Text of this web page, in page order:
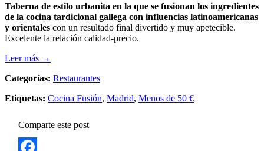
Taberna de estilo urbanita en la que se fusionan los ingredientes
de la cocina tardicional gallega con influencias latinoamericanas
y orientales con un resultado final divertido y muy apetecible.
Excelente la relación calidad-precio.
Leer más →
Categorías: Restaurantes
Etiquetas: Cocina Fusión, Madrid, Menos de 50 €
Comparte este post